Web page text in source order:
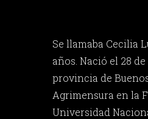
Se llamaba Cecilia
años. Nació el 28
provincia de
Agrimensura en la
Universidad